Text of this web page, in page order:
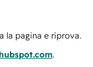
la pagina e riprova.
.